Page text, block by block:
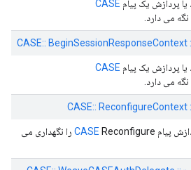
یا پردازش یک پیام CASE
یا پردازش یک پیام CASE
پیام CASE Reconfigure را نگهداری می